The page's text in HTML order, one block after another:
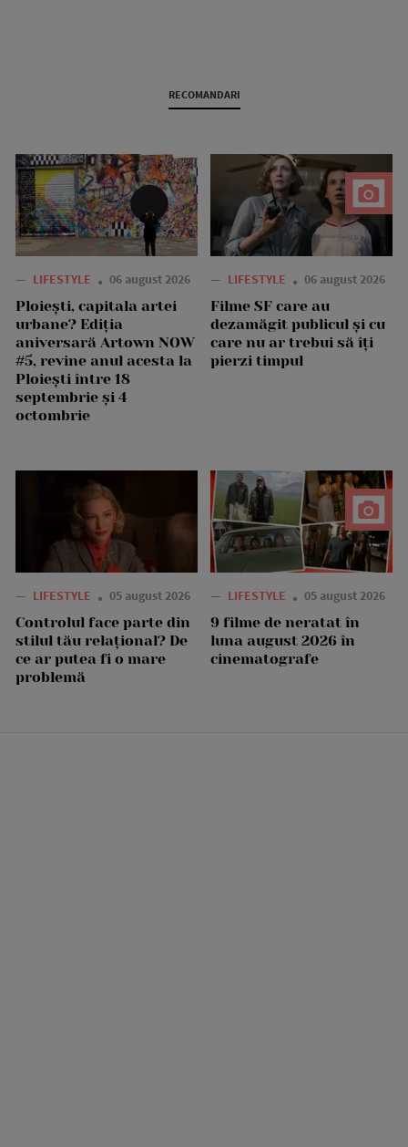
RECOMANDARI
— LIFESTYLE 06 august 2026
Ploiești, capitala artei
urbane? Ediția
aniversară Artown NOW
#5, revine anul acesta la
Ploiești între 18
septembrie și 4
octombrie
— LIFESTYLE 06 august 2026
Filme SF care au
dezamăgit publicul și cu
care nu ar trebui să îți
pierzi timpul
— LIFESTYLE 05 august 2026
Controlul face parte din
stilul tău relațional? De
ce ar putea fi o mare
problemă
— LIFESTYLE 05 august 2026
9 filme de neratat în
luna august 2026 în
cinematografe